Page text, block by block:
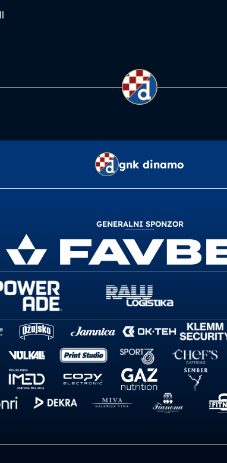
gnk dinamo
GENERALNI SPONZOR